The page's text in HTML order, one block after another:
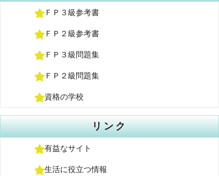
ＦＰ３級参考書
ＦＰ２級参考書
ＦＰ３級問題集
ＦＰ２級問題集
資格の学校
リンク
有益なサイト
生活に役立つ情報